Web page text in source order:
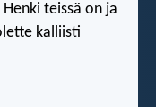
teissä on ja
kalliisti